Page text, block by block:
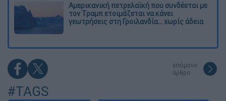
Αμερικανική πετρελαϊκή που συνδέεται με
τον Τραμπ ετοιμάζεται να κάνει
γεωτρήσεις στη Γροιλανδία... χωρίς άδεια
επόμενο
άρθρο
#TAGS